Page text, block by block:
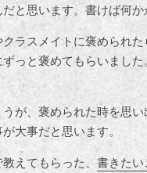
と思います。書けば何
ラスメイトに褒められ
っと褒めてもらいまし
が、褒められた時を思
大事だと思います。
えてもらった、 書きたい